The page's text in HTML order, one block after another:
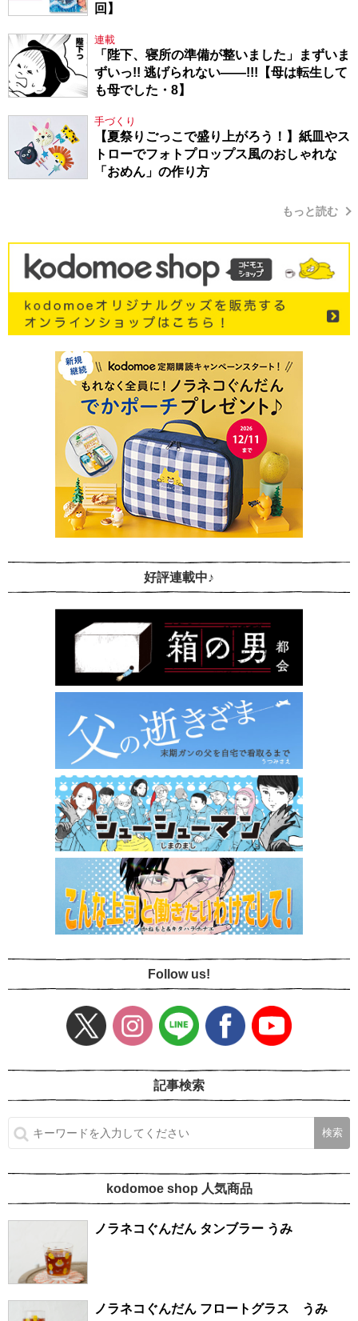
回】
連載
「陛下、寝所の準備が整いました」まずいま
ずいっ!! 逃げられない――!!!【母は転生して
も母でした・8】
手づくり
【夏祭りごっこで盛り上がろう！】紙皿やス
トローでフォトプロップス風のおしゃれな
「おめん」の作り方
もっと読む
好評連載中♪
Follow us!
記事検索
kodomoe shop 人気商品
ノラネコぐんだん タンブラー うみ
ノラネコぐんだん フロートグラス うみ